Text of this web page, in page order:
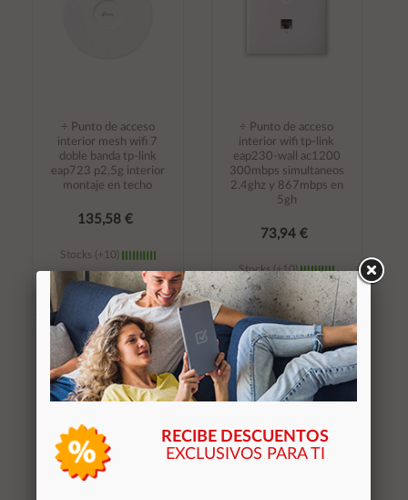
÷ Punto de acceso
interior mesh wifi 7
doble banda tp-link
eap723 p2,5g interior
montaje en techo
135,58 €
Stocks (+10)
Añadir al
carrito
÷ Punto de acceso
interior wifi tp-link
eap230-wall ac1200
300mbps simultaneos
2.4ghz y 867mbps en
5gh
73,94 €
Stocks (+10)
Añadir al
carrito
RECIBE DESCUENTOS
EXCLUSIVOS PARA TI